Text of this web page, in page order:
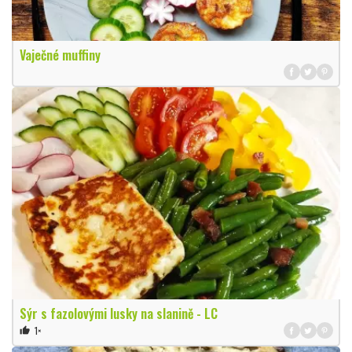
Vaječné muffiny
Sýr s fazolovými lusky na slanině - LC
thumb_up 1×